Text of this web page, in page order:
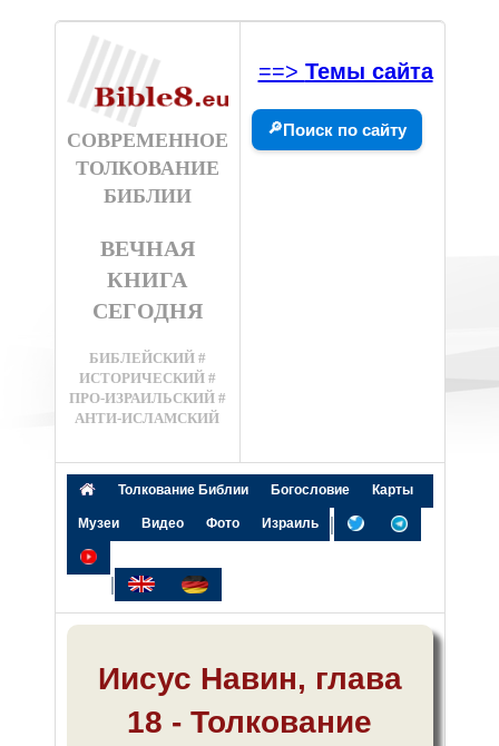
СОВРЕМЕННОЕ
ТОЛКОВАНИЕ
БИБЛИИ
ВЕЧНАЯ
КНИГА
СЕГОДНЯ
БИБЛЕЙСКИЙ #
ИСТОРИЧЕСКИЙ #
ПРО-ИЗРАИЛЬСКИЙ #
АНТИ-ИСЛАМСКИЙ
==> Темы сайта
🔎Поиск по сайту
Толкование Библии Богословие Карты
Музеи Видео Фото Израиль |
|
Иисус Навин, глава
18 - Толкование